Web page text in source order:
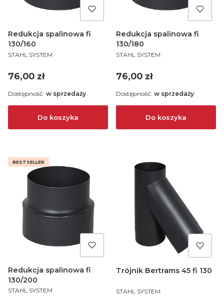
Redukcja spalinowa fi
130/160
PRODUCENT
STAHL SYSTEM
Cena
76,00 zł
Do koszyka
Dostępność: w sprzedaży
Redukcja spalinowa fi
130/180
PRODUCENT
STAHL SYSTEM
Cena
76,00 zł
Do koszyka
Dostępność: w sprzedaży
BESTSELLER
Redukcja spalinowa fi
130/200
PRODUCENT
STAHL SYSTEM
Trójnik Bertrams 45 fi 130
PRODUCENT
STAHL SYSTEM